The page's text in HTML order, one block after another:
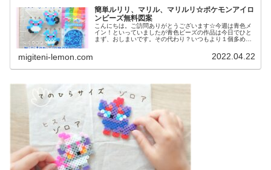
簡単ルリリ、マリル、マリルリ☆ポケモンアイロ
ンビーズ無料図案
こんにちは。ご訪問ありがとうございます☆今週は青色メ
イン！といっていましたが青色ビーズの作品は今日でひと
まず、おしまいです。その代わり？いつもより１個多めに
migiteni-lemon.com 2022.04.22